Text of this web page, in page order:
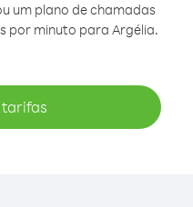
um plano de chamadas
por minuto para Argélia.